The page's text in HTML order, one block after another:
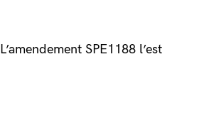
L’amendement SPE1188 l’est